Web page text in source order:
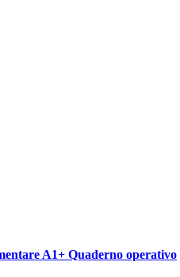
A1+ Quaderno operativo